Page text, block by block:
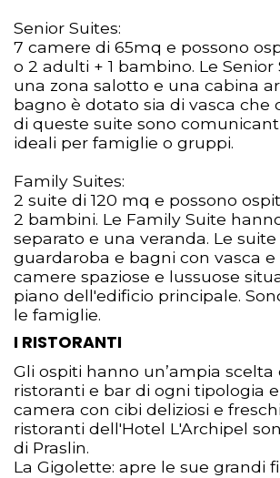
Senior Suites:
7 camere di 65mq e possono
o 2 adulti + 1 bambino. Le
una zona salotto e una cabina
bagno è dotato sia di vasca che
di queste suite sono
ideali per famiglie o gruppi.
Family Suites:
2 suite di 120 mq e possono
2 bambini. Le Family Suite
separato e una veranda. Le
guardaroba e bagni con vasca e
camere spaziose e lussuose
piano dell'edificio principale.
le famiglie.
I RISTORANTI
Gli ospiti hanno un’ampia scelta
ristoranti e bar di ogni tipologia e
camera con cibi deliziosi e
ristoranti dell'Hotel L'Archipel
di Praslin.
La Gigolette: apre le sue grandi